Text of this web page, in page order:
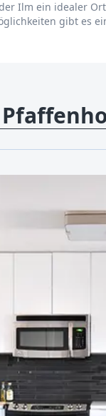
Ilm ein idealer
gibt es